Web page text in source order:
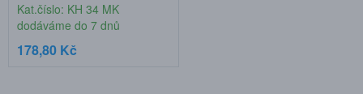
Kat.číslo: KH 34 MK
dodáváme do 7 dnů
178,80 Kč